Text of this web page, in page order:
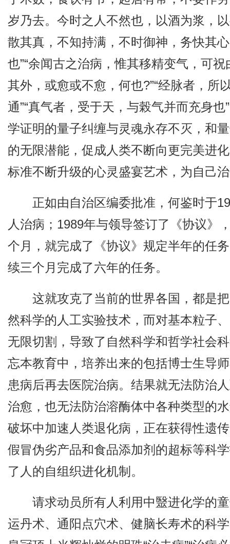
岁乃去。今时之人不然也，以酒为浆，
散其真，不知持满，不时御神，务快其
也”“余闻古之治病，惟其移精变气，可
其外，或愈或不愈，何也?”“经脉者，所
通”“真气者，受于天，与榖气并而充身
学证明的量子纠缠与灵魂永存不灭，和
的无限潜能，促成人类不断向更完美进
标准不断升级的心灵盛宴艺术，为自己
正如由自治区编委批准，何鉴时于
人治病；1989年与领导签订了《协议》
个月，就完成了《协议》规定半年的任
续三个月完成了六年的任务。
这就攻克了当前的世界各国，都是
然科学的人工实验技术，而对基本粒子
无限切割，导致了自然科学和哲学社会
忘本教育中，培养出来的包括博士生导
患病后再去医院治病。结果就无法防治
治愈，也无法防治溶酶体中各种类型的
破坏中加速人类退化病，正在获得性遗
假冒伪劣产品和食品添加剂的超标等科
了人的自组织进化机制。
请求动员所有人利用中毉进化学的
运丹术、通阳点穴术、健脑长寿术的科